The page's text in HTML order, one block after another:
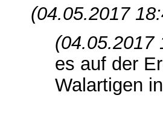
(04.05.2017
(04.05.2017
es auf der
Walartigen